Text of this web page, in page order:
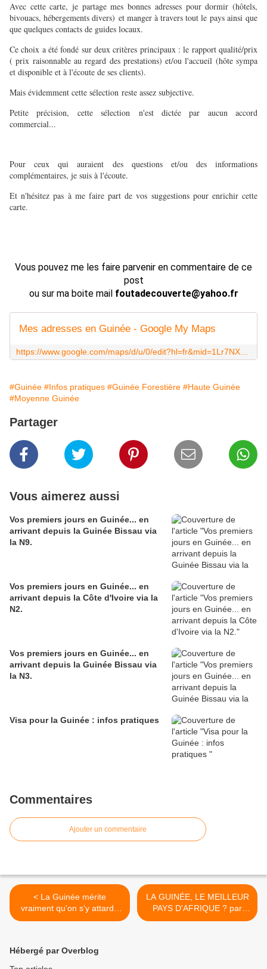
Avec cette carte, je partage mes bonnes adresses pour dormir (hôtels,
bivouacs, hébergements divers) et manger à travers tout le pays ainsi que
que quelques contacts de guides locaux.
Ce choix a été fondé sur deux critères principaux : le rapport qualité/prix
( prix raisonnable au regard des prestations) et/ou l'accueil (hôte sympa
et disponible et à l'écoute de ses clients).
Mais évidemment cette sélection reste assez subjective.
Petite précision, cette sélection n'est dictée par aucun accord
commercial...
Pour ceux qui auraient des questions et/ou des informations
complémentaires, je suis à l'écoute.
Et n'hésitez pas à me faire part de vos suggestions pour enrichir cette
carte.
Vous pouvez me les faire parvenir en commentaire de ce
post
ou sur ma boite mail foutadecouverte@yahoo.fr
Mes adresses en Guinée - Google My Maps
#Guinée #Infos pratiques #Guinée Forestière #Haute Guinée
#Moyenne Guinée
Partager
Vous aimerez aussi
Vos premiers jours en Guinée... en
arrivant depuis la Guinée Bissau via
la N9.
Vos premiers jours en Guinée... en
arrivant depuis la Côte d'Ivoire via la
N2.
Vos premiers jours en Guinée... en
arrivant depuis la Guinée Bissau via
la N3.
Visa pour la Guinée : infos pratiques
Commentaires
Ajouter un commentaire
< La Guinée mérite
vraiment qu'on s'y attarde
un peu.
LA GUINÉE, LE MEILLEUR
PAYS D'AFRIQUE ? par
@floetmeg >
Hébergé par Overblog